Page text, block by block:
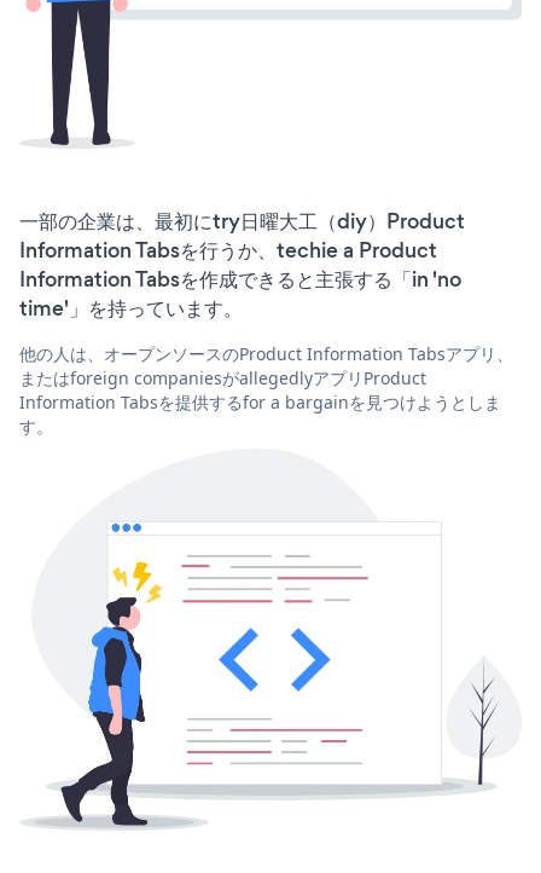
一部の企業は、最初にtry日曜大工（diy）Product
Information Tabsを行うか、techie a Product
Information Tabsを作成できると主張する「in 'no
time'」を持っています。
他の人は、オープンソースのProduct Information Tabsアプリ、
またはforeign companiesがallegedlyアプリProduct
Information Tabsを提供するfor a bargainを見つけようとしま
す。